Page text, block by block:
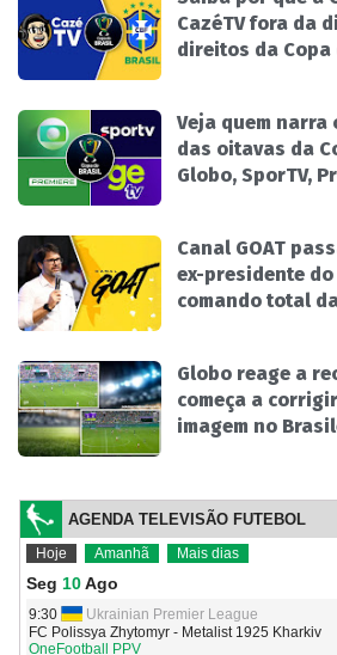
CazéTV fora da
direitos da Copa
Veja quem
das oitavas da
Globo, SporTV,
Canal GOAT
ex-presidente
comando total
Globo reage a
começa a
imagem no